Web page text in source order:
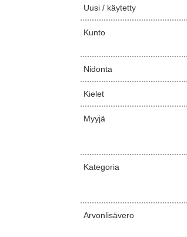
Uusi / käytetty
Kunto
Nidonta
Kielet
Myyjä
Kategoria
Arvonlisävero